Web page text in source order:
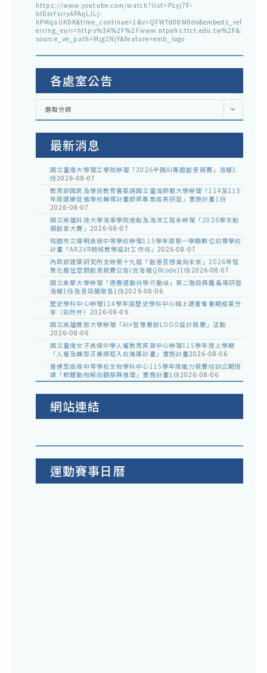
https://www.youtube.com/watch?list=PLyj7F-
blDmYxiryAPAqLJLj-
hPMqaUKDK&time_continue=1&v=QFWTd08M8do&embeds_ref
erring_euri=https%3A%2F%2Fwww.ntpehs.ttct.edu.tw%2F&
source_ve_path=Mjg2NjY&feature=emb_logo
各處室公告
各
室
選取分類
最新消息
國立臺南大學理工學院辦理「2026全國AI專題創意競賽」海報1
份2026-08-07
教育部國民及學前教育署委請國立臺灣師範大學辦理「114至115
年度健康促進學校輔導計畫師資專業成長研習」實施計畫1份
2026-08-07
國立高雄科技大學海事學院造船及海洋工程系辦理「2026學生船
模創客大賽」 2026-08-07
桃園市立陽明高級中等學校辦理115學年度第一學期數位前導學校
計畫「AR2VR跨域教學設計工作坊」 2026-08-07
內政部建築研究所主辦第十九屆「創意狂想巢向未來」2026年智
慧化居住空間創意競賽公告(含海報QRcode)1份2026-08-07
國立東華大學辦理「適應運動共學行動站」第二階段與離島場研習
海報1份及各區簡章各1份2026-08-06
歷史學科中心辦理114學年度歷史學科中心線上讀書會暑期成果分
享（如附件） 2026-08-06
國立高雄餐旅大學辦理「AI+智慧餐飲LOGO設計競賽」活動
2026-08-06
國立臺南女子高級中學人權教育資源中心辦理115學年度上學期
「人權及轉型正義課程入校推廣計畫」實施計畫2026-08-06
普通型高級中等學校生物學科中心115學年度能力競賽培訓公開授
課「軟體動物解剖觀察與推理」實施計畫1份2026-08-06
網站連結
運動賽事日曆